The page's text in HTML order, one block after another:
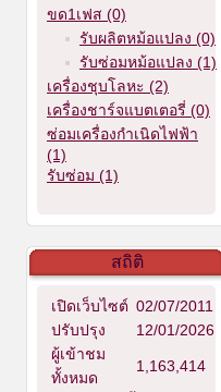
ขด1เฟส (0)
รับผลิตหม้อแปลง (0)
รับซ่อมหม้อแปลง (1)
เครื่องชุบโลหะ (2)
เครื่องชาร์จแบตเตอรี่ (0)
ซ่อมเครื่องกำเนิดไฟฟ้า
(1)
รับซ่อม (1)
สถิติ
เปิดเว็บไซต์ 02/07/2011
ปรับปรุง
12/01/2026
ผู้เข้าชม
ทั้งหมด
1,163,414